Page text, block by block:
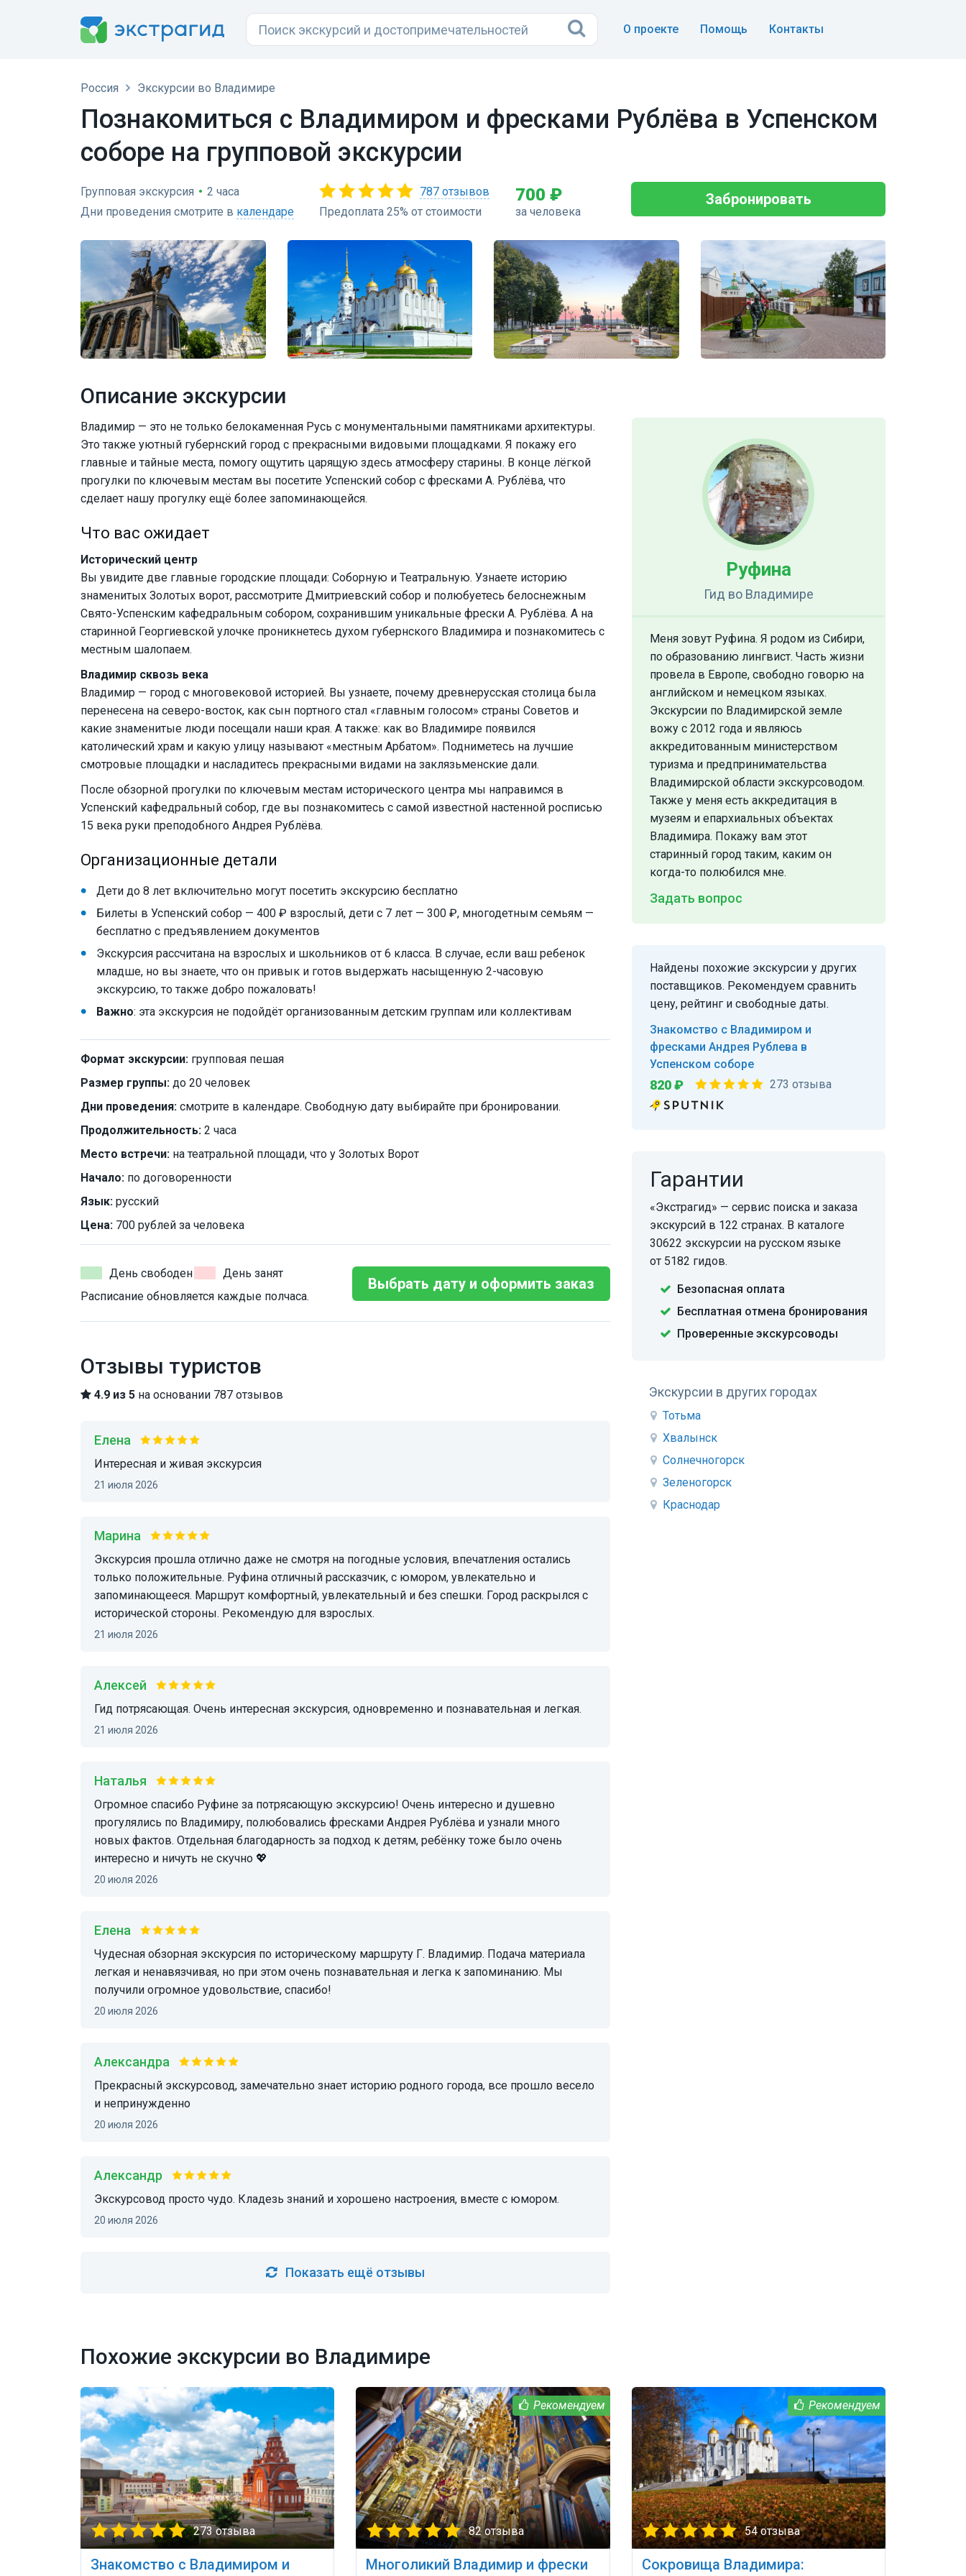
О проекте Помощь Контакты
Россия Экскурсии во Владимире
Познакомиться с Владимиром и фресками Рублёва в Успенском
соборе на групповой экскурсии
Групповая экскурсия • 2 часа
Дни проведения смотрите в календаре
787 отзывов
Предоплата 25% от стоимости
700 ₽
за человека
Забронировать
Описание экскурсии
Владимир — это не только белокаменная Русь с монументальными памятниками архитектуры.
Это также уютный губернский город с прекрасными видовыми площадками. Я покажу его
главные и тайные места, помогу ощутить царящую здесь атмосферу старины. В конце лёгкой
прогулки по ключевым местам вы посетите Успенский собор с фресками А. Рублёва, что
сделает нашу прогулку ещё более запоминающейся.
Что вас ожидает
Исторический центр
Вы увидите две главные городские площади: Соборную и Театральную. Узнаете историю
знаменитых Золотых ворот, рассмотрите Дмитриевский собор и полюбуетесь белоснежным
Свято-Успенским кафедральным собором, сохранившим уникальные фрески А. Рублёва. А на
старинной Георгиевской улочке проникнетесь духом губернского Владимира и познакомитесь с
местным шалопаем.
Владимир сквозь века
Владимир — город с многовековой историей. Вы узнаете, почему древнерусская столица была
перенесена на северо-восток, как сын портного стал «главным голосом» страны Советов и
какие знаменитые люди посещали наши края. А также: как во Владимире появился
католический храм и какую улицу называют «местным Арбатом». Подниметесь на лучшие
смотровые площадки и насладитесь прекрасными видами на заклязьменские дали.
После обзорной прогулки по ключевым местам исторического центра мы направимся в
Успенский кафедральный собор, где вы познакомитесь с самой известной настенной росписью
15 века руки преподобного Андрея Рублёва.
Организационные детали
Дети до 8 лет включительно могут посетить экскурсию бесплатно
Билеты в Успенский собор — 400 ₽ взрослый, дети с 7 лет — 300 ₽, многодетным семьям —
бесплатно с предъявлением документов
Экскурсия рассчитана на взрослых и школьников от 6 класса. В случае, если ваш ребенок
младше, но вы знаете, что он привык и готов выдержать насыщенную 2-часовую
экскурсию, то также добро пожаловать!
Важно: эта экскурсия не подойдёт организованным детским группам или коллективам
Формат экскурсии: групповая пешая
Размер группы: до 20 человек
Дни проведения: смотрите в календаре. Свободную дату выбирайте при бронировании.
Продолжительность: 2 часа
Место встречи: на театральной площади, что у Золотых Ворот
Начало: по договоренности
Язык: русский
Цена: 700 рублей за человека
День свободен
День занят
Расписание обновляется каждые полчаса.
Выбрать дату и оформить заказ
Отзывы туристов
4.9 из 5 на основании 787 отзывов
Елена
Интересная и живая экскурсия
21 июля 2026
Марина
Экскурсия прошла отлично даже не смотря на погодные условия, впечатления остались
только положительные. Руфина отличный рассказчик, с юмором, увлекательно и
запоминающееся. Маршрут комфортный, увлекательный и без спешки. Город раскрылся с
исторической стороны. Рекомендую для взрослых.
21 июля 2026
Алексей
Гид потрясающая. Очень интересная экскурсия, одновременно и познавательная и легкая.
21 июля 2026
Наталья
Огромное спасибо Руфине за потрясающую экскурсию! Очень интересно и душевнo
прогулялись по Владимиру, полюбовались фресками Андрея Рублёва и узнали много
новых фактов. Отдельная благодарность за подход к детям, ребёнку тоже было очень
интересно и ничуть не скучно 💖
20 июля 2026
Елена
Чудесная обзорная экскурсия по историческому маршруту Г. Владимир. Подача материала
легкая и ненавязчивая, но при этом очень познавательная и легка к запоминанию. Мы
получили огромное удовольствие, спасибо!
20 июля 2026
Александра
Прекрасный экскурсовод, замечательно знает историю родного города, все прошло весело
и непринужденно
20 июля 2026
Александр
Экскурсовод просто чудо. Кладезь знаний и хорошено настроения, вместе с юмором.
20 июля 2026
Показать ещё отзывы
Руфина
Гид во Владимире
Меня зовут Руфина. Я родом из Сибири,
по образованию лингвист. Часть жизни
провела в Европе, свободно говорю на
английском и немецком языках.
Экскурсии по Владимирской земле
вожу с 2012 года и являюсь
аккредитованным министерством
туризма и предпринимательства
Владимирской области экскурсоводом.
Также у меня есть аккредитация в
музеям и епархиальных объектах
Владимира. Покажу вам этот
старинный город таким, каким он
когда-то полюбился мне.
Задать вопрос
Найдены похожие экскурсии у других
поставщиков. Рекомендуем сравнить
цену, рейтинг и свободные даты.
Знакомство с Владимиром и
фресками Андрея Рублева в
Успенском соборе
820 ₽ 273 отзыва
Гарантии
«Экстрагид» — сервис поиска и заказа
экскурсий в 122 странах. В каталоге
30622 экскурсии на русском языке
от 5182 гидов.
Безопасная оплата
Бесплатная отмена бронирования
Проверенные экскурсоводы
Экскурсии в других городах
Тотьма
Хвалынск
Солнечногорск
Зеленогорск
Краснодар
Похожие экскурсии во Владимире
273 отзыва
Знакомство с Владимиром и
82 отзыва
Многоликий Владимир и фрески
54 отзыва
Сокровища Владимира: